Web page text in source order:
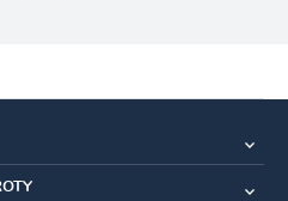
chroniąc jej wygląd